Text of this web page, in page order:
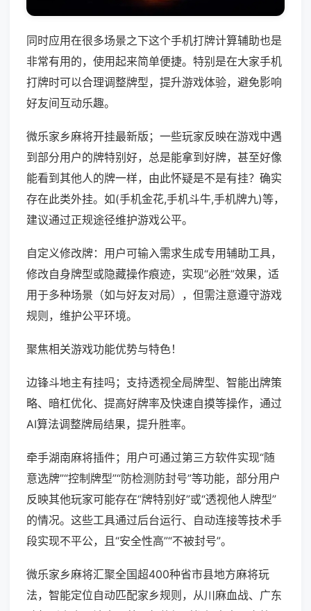
同时应用在很多场景之下这个手机打牌计算辅助也是
非常有用的，使用起来简单便捷。特别是在大家手机
打牌时可以合理调整牌型，提升游戏体验，避免影响
好友间互动乐趣。
微乐家乡麻将开挂最新版；一些玩家反映在游戏中遇
到部分用户的牌特别好，总是能拿到好牌，甚至好像
能看到其他人的牌一样，由此怀疑是不是有挂？确实
存在此类外挂。如(手机金花,手机斗牛,手机牌九)等，
建议通过正规途径维护游戏公平。
自定义修改牌：用户可输入需求生成专用辅助工具，
修改自身牌型或隐藏操作痕迹，实现“必胜”效果，适
用于多种场景（如与好友对局），但需注意遵守游戏
规则，维护公平环境。
聚焦相关游戏功能优势与特色！
边锋斗地主有挂吗；支持透视全局牌型、智能出牌策
略、暗杠优化、提高好牌率及快速自摸等操作，通过
AI算法调整牌局结果，提升胜率。
牵手湖南麻将插件；用户可通过第三方软件实现“随
意选牌”“控制牌型”“防检测防封号”等功能，部分用户
反映其他玩家可能存在“牌特别好”或“透视他人牌型”
的情况。这些工具通过后台运行、自动连接等技术手
段实现不平公，且“安全性高”“不被封号”。
微乐家乡麻将汇聚全国超400种省市县地方麻将玩
法，智能定位自动匹配家乡规则，从川麻血战、广东